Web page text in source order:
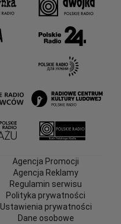
Agencja Promocji
Agencja Reklamy
Regulamin serwisu
Polityka prywatności
Ustawienia prywatności
Dane osobowe